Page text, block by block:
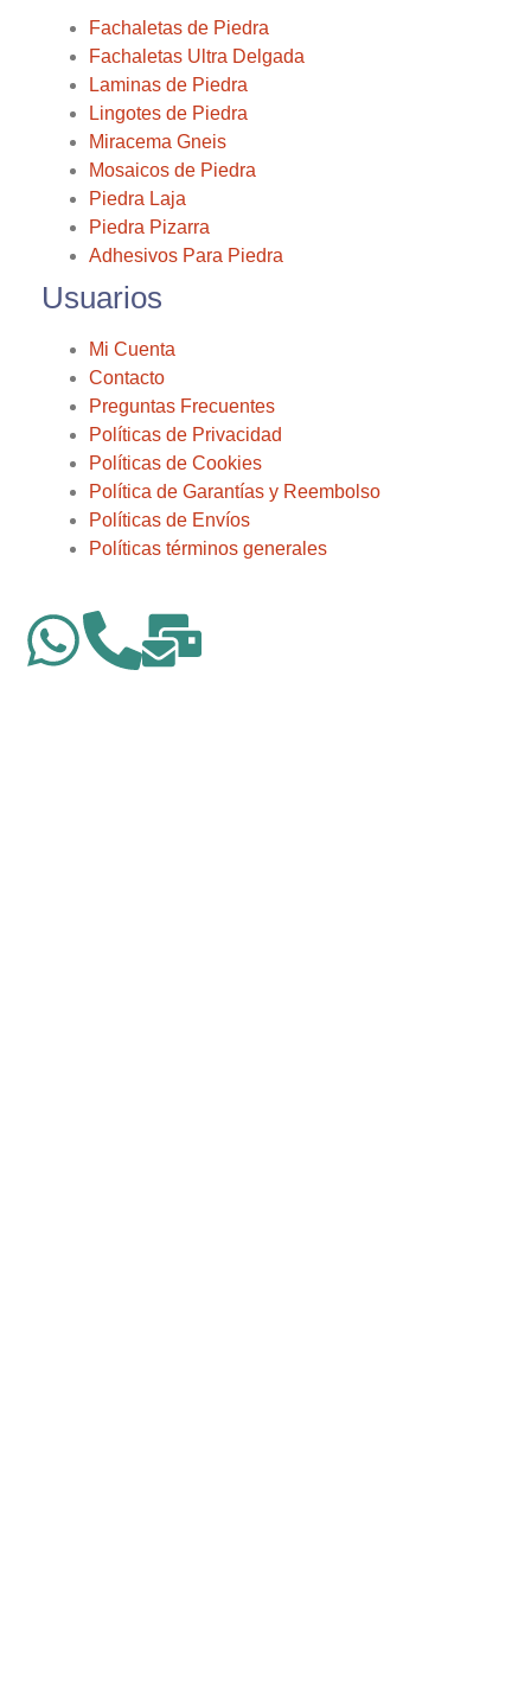
Fachaletas de Piedra
Fachaletas Ultra Delgada
Laminas de Piedra
Lingotes de Piedra
Miracema Gneis
Mosaicos de Piedra
Piedra Laja
Piedra Pizarra
Adhesivos Para Piedra
Usuarios
Mi Cuenta
Contacto
Preguntas Frecuentes
Políticas de Privacidad
Políticas de Cookies
Política de Garantías y Reembolso
Políticas de Envíos
Políticas términos generales